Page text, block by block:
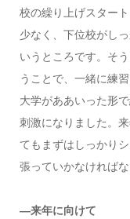
校の繰り上げスター
少なく、下位校がし
いうところです。そ
うことで、一緒に練
大学がああいった形
刺激になりました。
てもまずはしっかり
張っていかなければ
―来年に向けて